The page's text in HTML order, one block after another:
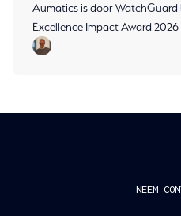
Aumatics is door WatchGuard
Excellence Impact Award
security-oplossingen.
NEEM